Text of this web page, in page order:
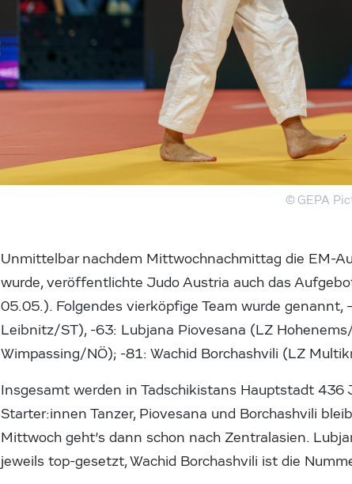
© GEPA
Unmittelbar nachdem Mittwochnachmittag die EM-
wurde, veröffentlichte Judo Austria auch das
05.05.). Folgendes vierköpfige Team wurde genannt,
Leibnitz/ST), -63: Lubjana Piovesana (LZ
Wimpassing/NÖ); -81: Wachid Borchashvili (LZ
Insgesamt werden in Tadschikistans Hauptstadt
Starter:innen Tanzer, Piovesana und Borchashvili
Mittwoch geht’s dann schon nach Zentralasien.
jeweils top-gesetzt, Wachid Borchashvili ist die